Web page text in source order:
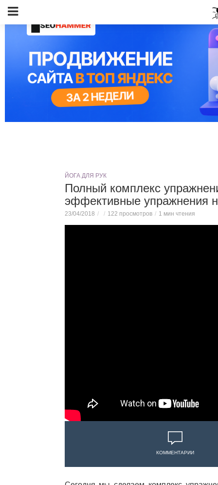
ЙОГА ДЛЯ РУК
Полный комплекс
эффективные упражнения
23/04/2018 122 просмотров 1 мин чтения
КОММЕНТАРИИ